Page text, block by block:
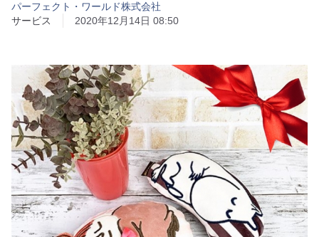
パーフェクト・ワールド株式会社
サービス
2020年12月14日 08:50